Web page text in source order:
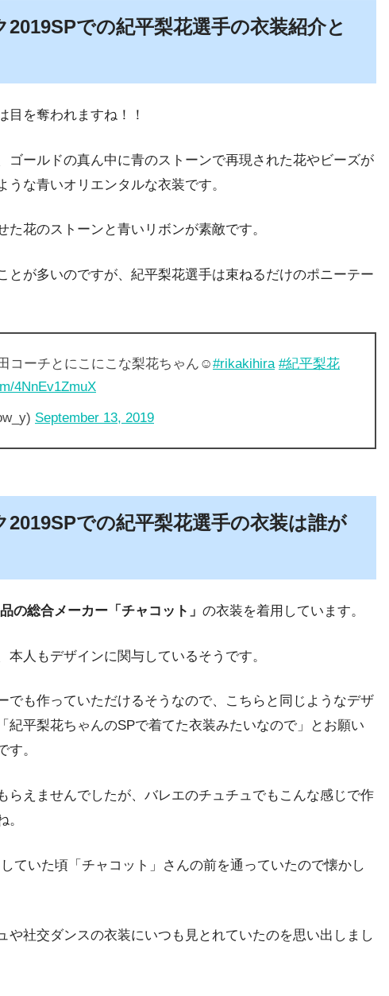
での紀平梨花選手の衣装紹介と
目を奪われますね！！
ゴールドの真ん中に青のストーンで再現された花やビーズが
な青いオリエンタルな衣装です。
花のストーンと青いリボンが素敵です。
とが多いのですが、紀平梨花選手は束ねるだけのポニーテー
コーチとにこにこな梨花ちゃん☺️#rikakihira #紀平梨花
4NnEv1ZmuX
September 13, 2019
での紀平梨花選手の衣装は誰が
の総合メーカー「チャコット」 の衣装を着用しています。
人もデザインに関与しているそうです。
でも作っていただけるそうなので、こちらと同じようなデザ
紀平梨花ちゃんのSPで着てた衣装みたいなので」とお願い
す。
らえませんでしたが、バレエのチュチュでもこんな感じで作
。
ていた頃「チャコット」さんの前を通っていたので懐かし
や社交ダンスの衣装にいつも見とれていたのを思い出しまし